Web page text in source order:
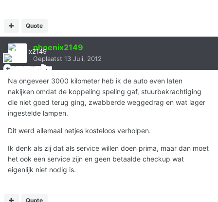
Quote
phoenix2149
Geplaatst 13 Juli, 2012
Na ongeveer 3000 kilometer heb ik de auto even laten
nakijken omdat de koppeling speling gaf, stuurbekrachtiging
die niet goed terug ging, zwabberde weggedrag en wat lager
ingestelde lampen.
Dit werd allemaal netjes kosteloos verholpen.
Ik denk als zij dat als service willen doen prima, maar dan moet
het ook een service zijn en geen betaalde checkup wat
eigenlijk niet nodig is.
Quote